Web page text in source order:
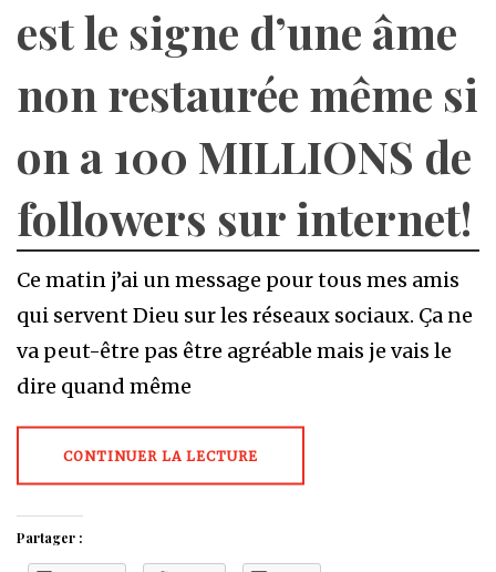
est le signe d’une âme
non restaurée même si
on a 100 MILLIONS de
followers sur internet!
Ce matin j’ai un message pour tous mes amis
qui servent Dieu sur les réseaux sociaux. Ça ne
va peut-être pas être agréable mais je vais le
dire quand même
CONTINUER LA LECTURE
Partager :